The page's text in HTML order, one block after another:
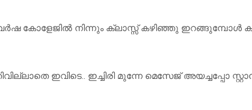
കോളേജിൽ നിന്നും ക്ലാസ്സ്‌ കഴിഞ്ഞു ഇറങ്ങുമ്പോൾ
ഇവിടെ.. ഇച്ചിരി മുന്നേ മെസേജ്